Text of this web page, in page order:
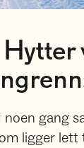
Hytter
noen gang
ligger lett